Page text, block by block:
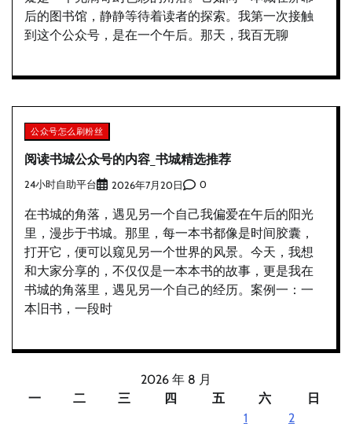
后的图书馆，静静等待着读者的探索。我第一次接触
到这个公众号，是在一个午后。那天，我百无聊
公众号怎么刷粉丝
阅读书城公众号的内容_书城精选推荐
24小时自助平台 2026年7月20日 0
在书城的角落，遇见另一个自己我偏爱在午后的阳光
里，漫步于书城。那里，每一本书都像是时间胶囊，
打开它，便可以窥见另一个世界的风景。今天，我想
和大家分享的，不仅仅是一本本书的故事，更是我在
书城的角落里，遇见另一个自己的经历。案例一：一
本旧书，一段时
2026 年 8 月
一
二 三 四 五 六
日
1
2